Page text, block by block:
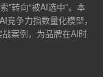
”转向“被AI选中”。本
争力指数量化模型，
案例，为品牌在AI时